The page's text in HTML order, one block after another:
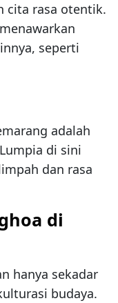
cita rasa otentik.
seperti
adalah
di sini
dan rasa
di
hanya sekadar
budaya.